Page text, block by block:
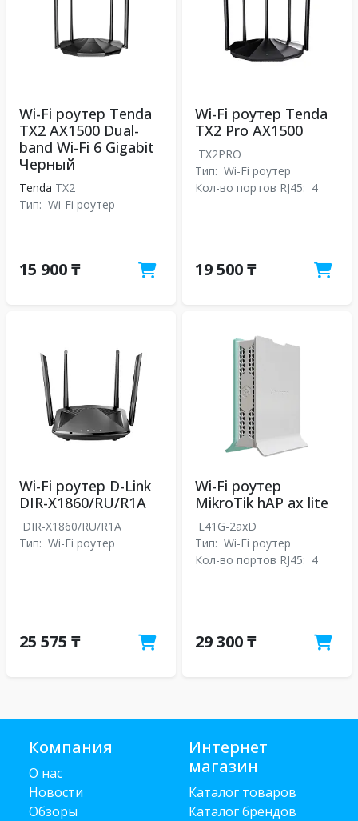
Wi-Fi роутер Tenda
TX2 AX1500 Dual-
band Wi-Fi 6 Gigabit
Черный
Tenda TX2
Тип: Wi-Fi роутер
15 900 ₸
Wi-Fi роутер Tenda
TX2 Pro АX1500
TX2PRO
Тип: Wi-Fi роутер
Кол-во портов RJ45: 4
19 500 ₸
Wi-Fi роутер D-Link
DIR-X1860/RU/R1A
DIR-X1860/RU/R1A
Тип: Wi-Fi роутер
25 575 ₸
Wi-Fi роутер
MikroTik hAP ax lite
L41G-2axD
Тип: Wi-Fi роутер
Кол-во портов RJ45: 4
29 300 ₸
Компания
О нас
Новости
Обзоры
Интернет
магазин
Каталог товаров
Каталог брендов